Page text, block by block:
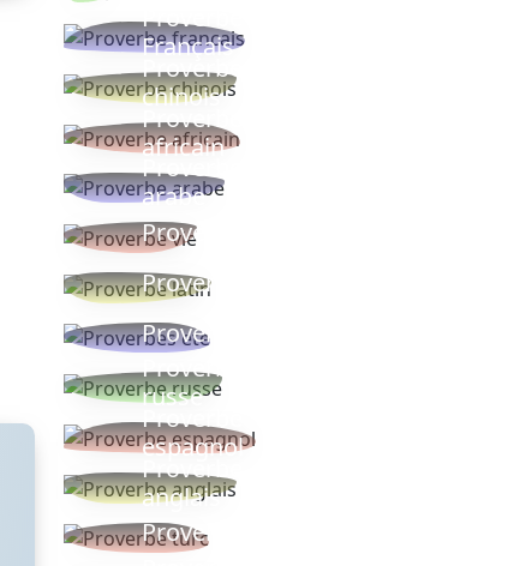
Proverbe
Français
Proverbe
chinois
Proverbe
africain
Proverbe
arabe
Proverbe vie
Proverbe latin
Proverbes ete
Proverbe
russe
Proverbe
espagnol
Proverbe
anglais
Proverbe turc